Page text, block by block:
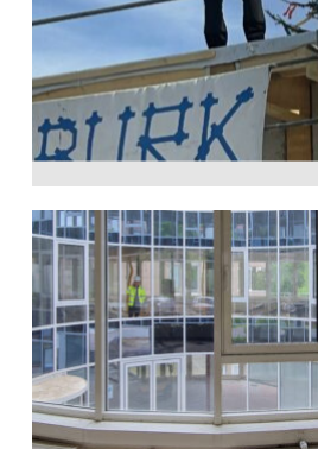
Baugenehmigung
Schule
28. Mai 2024